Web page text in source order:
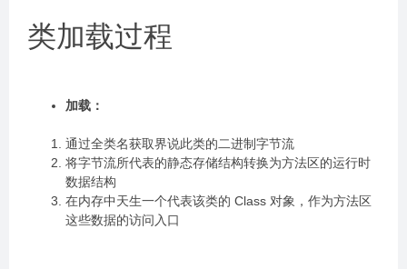
类加载过程
加载：
通过全类名获取界说此类的二进制字节流
将字节流所代表的静态存储结构转换为方法区的运行时
数据结构
在内存中天生一个代表该类的 Class 对象，作为方法区
这些数据的访问入口